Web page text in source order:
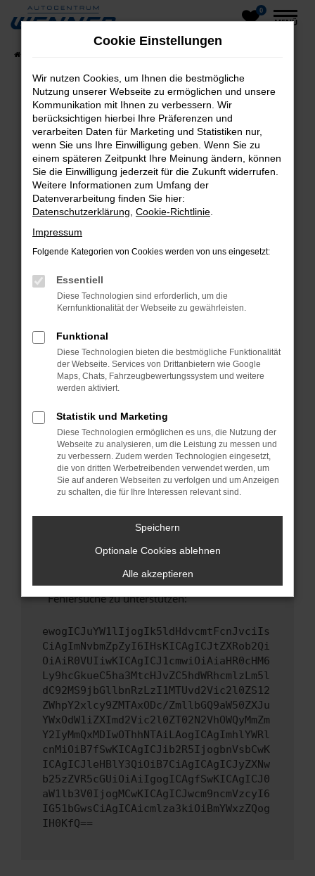
Zum
0
MENÜ
Fehler: Network Error
Beim Laden ist ein Fehler aufgetreten.
Hier sind ein paar Tipps, die dir helfen können:
Überprüfe deine Firewall und deine
Internetverbindung.
Laden andere Webseiten, zum Beispiel deine
Suchmaschine?
Prüfe deine Browsererweiterungen.
Manche Erweiterungen, wie Werbeblocker,
verhindern. Funktioniert die Seite in einem
Fenster?
Starte dein Gerät neu.
Das kann manchmal helfen, vorübergehende
Probleme zu beheben.
Betriebssystem auf dem neuesten Stand
sind.
Veraltete Software birgt nicht nur ein
Sicherheitsrisiko, sondern kann auch dazu
führen, dass bestimmte Funktionen nicht mehr
unterstützt werden.
Wende dich an den Webseitenbetreiber.
Wenn du alle oben genannten Schritte versucht
hast, kontaktiere uns bitte. Wir werden
versuchen, das Problem zu beheben. Du kannst
uns diesen Text schicken, um uns bei der
Fehlersuche zu unterstützen:
ewogICJuYW1lIjogIk5ldHdvcmtFcnJvciIs
CiAgImNvbmZpZyI6IHsKICAgICJtZXRob2Qi
OiAiR0VUIiwKICAgICJ1cmwiOiAiaHR0cHM6
Ly9hcGkueC5ha3MtcHJvZC5hdWRhcmlzLm5l
dC92MS9jbGllbnRzLzI1MTUvd2Vic2l0ZS12
ZWhpY2xlcy9ZMTAxODc/ZmllbGQ9aW50ZXJu
YWxOdW1iZXImd2Vic2l0ZT02N2VhOWQyMmZm
Y2IyMmQxMDIwOThhNTAiLAogICAgImhlYWRl
cnMiOiB7fSwKICAgICJib2R5IjogbnVsbCwK
ICAgICJleHBlY3QiOiB7CiAgICAgICJyZXNw
b25zZVR5cGUiOiAiIgogICAgfSwKICAgICJ0
aW1lb3V0IjogMCwKICAgICJwcm9ncmVzcyI6
IG51bGwsCiAgICAicmlza3kiOiBmYWxzZQog
IH0KfQ==
Cookie Einstellungen
Wir nutzen Cookies, um Ihnen die bestmögliche
Nutzung unserer Webseite zu ermöglichen und unsere
Kommunikation mit Ihnen zu verbessern. Wir
berücksichtigen hierbei Ihre Präferenzen und
verarbeiten Daten für Marketing und Statistiken nur,
wenn Sie uns Ihre Einwilligung geben. Wenn Sie zu
einem späteren Zeitpunkt Ihre Meinung ändern, können
Sie die Einwilligung jederzeit für die Zukunft widerrufen.
Weitere Informationen zum Umfang der
Datenverarbeitung finden Sie hier:
Datenschutzerklärung Cookie-Richtlinie
Impressum
Folgende Kategorien von Cookies werden von uns eingesetzt:
Essentiell
Diese Technologien sind erforderlich, um die
Kernfunktionalität der Webseite zu gewährleisten.
Funktional
Diese Technologien bieten die bestmögliche Funktionalität
der Webseite. Services von Drittanbietern wie Google
Maps, Chats, Fahrzeugbewertungssystem und weitere
werden aktiviert.
Statistik und Marketing
Diese Technologien ermöglichen es uns, die Nutzung der
Webseite zu analysieren, um die Leistung zu messen und
zu verbessern. Zudem werden Technologien eingesetzt,
die von dritten Werbetreibenden verwendet werden, um
Sie auf anderen Webseiten zu verfolgen und um Anzeigen
zu schalten, die für Ihre Interessen relevant sind.
Speichern
Optionale Cookies ablehnen
Alle akzeptieren